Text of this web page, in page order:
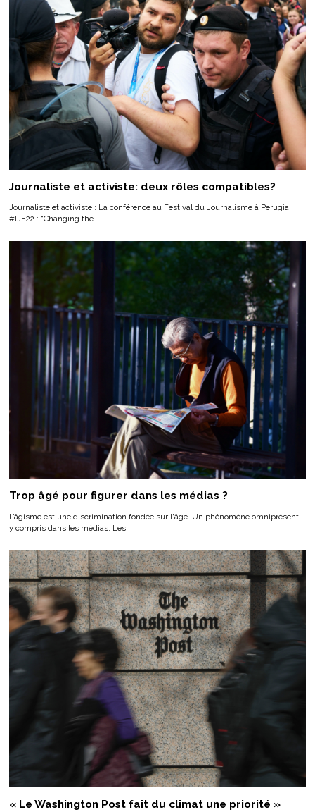
Journaliste et activiste: deux rôles compatibles?
Journaliste et activiste : La conférence au Festival du Journalisme à Perugia
#IJF22 : “Changing the
Trop âgé pour figurer dans les médias ?
L’âgisme est une discrimination fondée sur l'âge. Un phénomène omniprésent,
y compris dans les médias. Les
« Le Washington Post fait du climat une priorité »